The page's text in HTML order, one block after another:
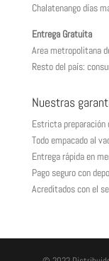
Chalatenango días
Entrega Gratuita
Area metropolitana
Resto del país:
Nuestras
Estricta preparación
Todo empacado al
Entrega rápida en
Pago seguro con
Acreditados con el